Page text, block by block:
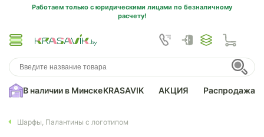
Работаем только с юридическими лицами по безналичному
расчету!
В наличии в МинскеKRASAVIK АКЦИЯ Распродажа
Шарфы, Палантины с логотипом